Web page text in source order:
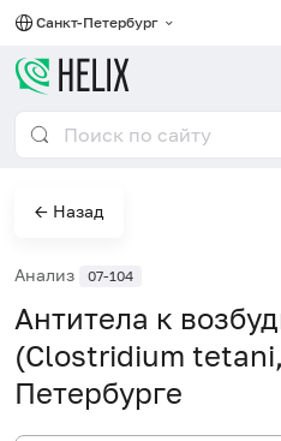
Санкт-Петербург
← Назад
Анализ 07-104
Антитела к
(Clostridium
Петербурге